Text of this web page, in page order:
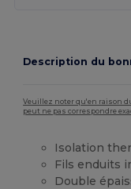
Description du
Veuillez noter qu'en raison
peut ne pas correspondre
Isolation
Fils enduits
Double